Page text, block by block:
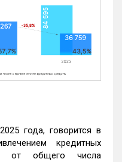
года, говорится в
кредитных
от общего числа